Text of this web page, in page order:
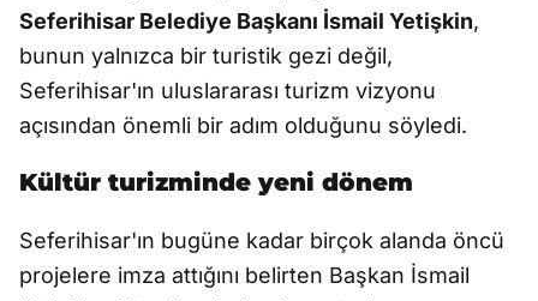
Seferihisar Belediye Başkanı İsmail Yetişkin,
bunun yalnızca bir turistik gezi değil,
Seferihisar'ın uluslararası turizm vizyonu
açısından önemli bir adım olduğunu söyledi.
Kültür turizminde yeni dönem
Seferihisar'ın bugüne kadar birçok alanda öncü
projelere imza attığını belirten Başkan İsmail